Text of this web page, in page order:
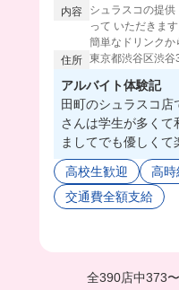
内容
シュラスコの提
って いただきま
簡単なドリンクか
住所 東京都渋谷区渋
アルバイト体験記
田町のシュラスコ店
さんは学生が多くて
ましてでも優しく
で、初バイトも大歓
いで❣️
高校生歓迎 高時
交通費全額支給
全390店中373〜